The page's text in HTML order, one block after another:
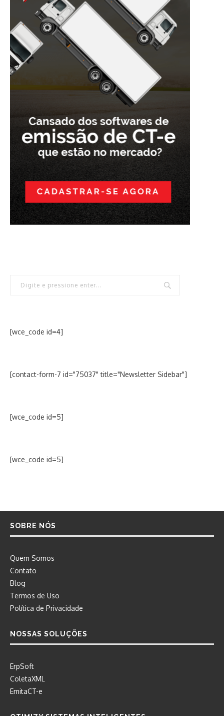
[wce_code id=4]
[contact-form-7 id="75037" title="Newsletter Sidebar"]
[wce_code id=5]
[wce_code id=5]
SOBRE NÓS
Quem Somos
Contato
Blog
Termos de Uso
Política de Privacidade
NOSSAS SOLUÇÕES
ErpSoft
ColetaXML
EmitaCT-e